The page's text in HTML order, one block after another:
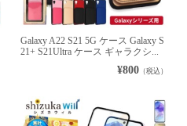
Galaxy A22 S21 5G ケース Galaxy S
21+ S21Ultra ケース ギャラクシ...
¥800 （税込）